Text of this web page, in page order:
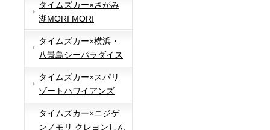
タイムズカー×さがみ
湖MORI MORI
タイムズカー×横浜・
八景島シーパラダイス
タイムズカー×スパリ
ゾートハワイアンズ
タイムズカー×ニジゲ
ンノモリ クレヨンしん